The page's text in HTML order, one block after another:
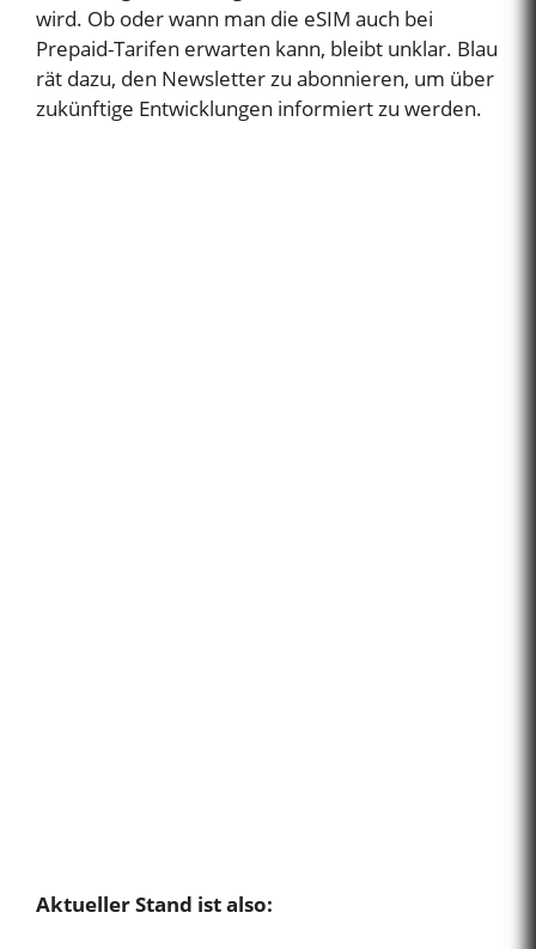
wird. Ob oder wann man die eSIM auch bei
Prepaid-Tarifen erwarten kann, bleibt unklar. Blau
rät dazu, den Newsletter zu abonnieren, um über
zukünftige Entwicklungen informiert zu werden.
Aktueller Stand ist also: